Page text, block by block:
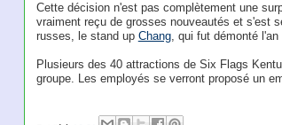
Cette décision n'est pas complètement une
vraiment reçu de grosses nouveautés et s'est
russes, le stand up Chang, qui fut démonté
Plusieurs des 40 attractions de Six Flags
groupe. Les employés se verront proposé un